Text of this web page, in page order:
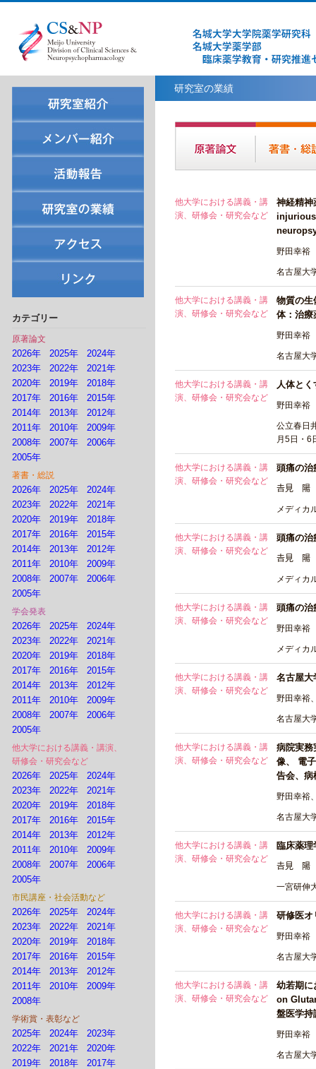
カテゴリー
原著論文
2026年 2025年
2024年
2023年
2022年
2021年
2020年
2019年
2018年
2017年
2016年
2015年
2014年
2013年
2012年
2011年
2010年
2009年
2008年
2007年
2006年
2005年
著書・総説
2026年 2025年
2024年
2023年
2022年
2021年
2020年
2019年
2018年
2017年
2016年
2015年
2014年
2013年
2012年
2011年
2010年
2009年
2008年
2007年
2006年
2005年
学会発表
2026年 2025年
2024年
2023年
2022年
2021年
2020年
2019年
2018年
2017年
2016年
2015年
2014年
2013年
2012年
2011年
2010年
2009年
2008年
2007年
2006年
2005年
他大学における講義・講演、
研修会・研究会など
2026年 2025年
2024年
2023年
2022年
2021年
2020年
2019年
2018年
2017年
2016年
2015年
2014年
2013年
2012年
2011年
2010年
2009年
2008年
2007年
2006年
2005年
市民講座・社会活動など
2026年 2025年
2024年
2023年
2022年
2021年
2020年
2019年
2018年
2017年
2016年
2015年
2014年
2013年
2012年
2011年
2010年
2009年
2008年
学術賞・表彰など
2025年 2024年
2023年
2022年
2021年
2020年
2019年
2018年
2017年
研究室の業績
他大学における講義・講
演、研修会・研究会など
神経精神
野田幸裕
名古屋大
他大学における講義・講
演、研修会・研究会など
物質の生
体：治療
野田幸裕
名古屋大
他大学における講義・講
演、研修会・研究会など
人体とく
野田幸裕
公立春日
月5日・6
他大学における講義・講
演、研修会・研究会など
頭痛の治
𠮷見 陽
メディカ
他大学における講義・講
演、研修会・研究会など
頭痛の治
𠮷見 陽
メディカ
他大学における講義・講
演、研修会・研究会など
頭痛の治
野田幸裕
メディカ
他大学における講義・講
演、研修会・研究会など
名古屋大
野田幸裕
名古屋大
他大学における講義・講
演、研修会・研究会など
病院実務
像、 電
告会、病
野田幸裕
名古屋大
他大学における講義・講
演、研修会・研究会など
臨床薬理
𠮷見 陽
一宮研伸
他大学における講義・講
演、研修会・研究会など
研修医オ
野田幸裕
名古屋大
他大学における講義・講
演、研修会・研究会など
幼若期に
on
盤医学持
野田幸裕
名古屋大